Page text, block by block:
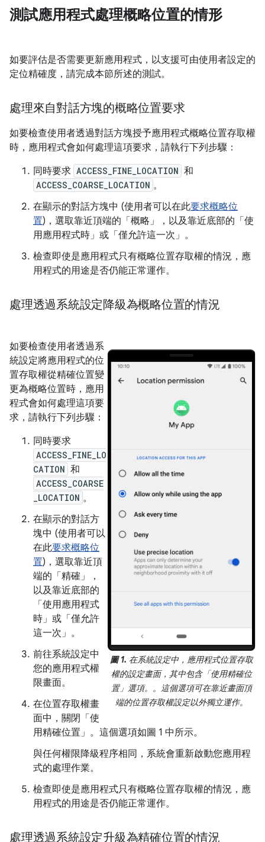
測試應用程式處理概略位置的情形
如要評估是否需要更新應用程式，以支援可由使用者設定的
定位精確度，請完成本節所述的測試。
處理來自對話方塊的概略位置要求
如要檢查使用者透過對話方塊授予應用程式概略位置存取權
時，應用程式會如何處理這項要求，請執行下列步驟：
同時要求 ACCESS_FINE_LOCATION 和
ACCESS_COARSE_LOCATION 。
在顯示的對話方塊中 (使用者可以在此要求概略位
置)，選取靠近頂端的「概略」
，以及靠近底部的「使
用應用程式時」 或「僅允許這一次」 。
檢查即使是應用程式只有概略位置存取權的情況，應
用程式的用途是否仍能正常運作。
處理透過系統設定降級為概略位置的情況
圖 1. 在系統設定中，應用程式位置存取
權的設定畫面，其中包含「使用精確位
置」選項。
。這個選項可在靠近畫面頂
端的位置存取權設定以外獨立運作。
如要檢查使用者透過系
統設定將應用程式的位
置存取權從精確位置變
更為概略位置時，應用
程式會如何處理這項要
求，請執行下列步驟：
同時要求
ACCESS_FINE_LO
CATION 和
ACCESS_COARSE
_LOCATION 。
在顯示的對話方
塊中 (使用者可以
在此要求概略位
置)，選取靠近頂
端的「精確」
，
以及靠近底部的
「使用應用程式
時」 或「僅允許
這一次」 。
前往系統設定中
您的應用程式權
限畫面。
在位置存取權畫
面中，關閉「使
用精確位置」 。這個選項如圖 1 中所示。
與任何權限降級程序相同，系統會重新啟動您應用程
式的處理作業。
檢查即使是應用程式只有概略位置存取權的情況，應
用程式的用途是否仍能正常運作。
處理透過系統設定升級為精確位置的情況